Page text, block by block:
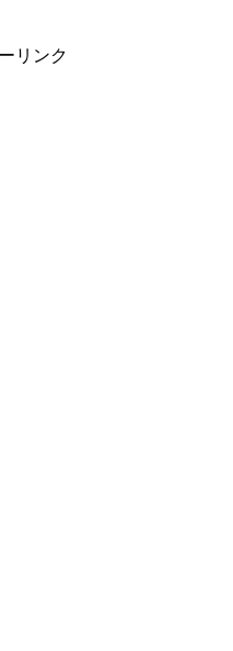
リンク